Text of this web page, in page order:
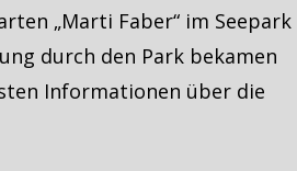
„Marti Faber“ im Seepark
durch den Park bekamen
Informationen über die